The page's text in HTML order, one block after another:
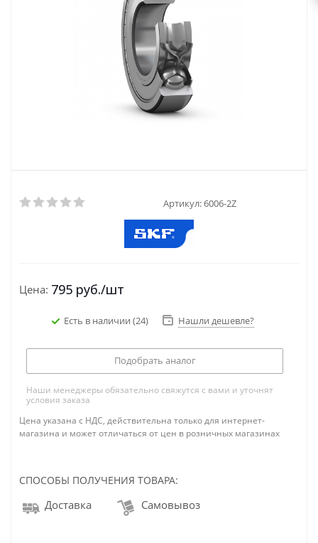
Артикул:6006-2Z
Цена: 795 руб./шт
Есть в наличии (24) Нашли дешевле?
Подобрать аналог
Наши менеджеры обязательно свяжутся с вами и уточнят
условия заказа
Цена указана с НДС, действительна только для интернет-
магазина и может отличаться от цен в розничных магазинах
СПОСОБЫ ПОЛУЧЕНИЯ ТОВАРА:
Доставка Самовывоз